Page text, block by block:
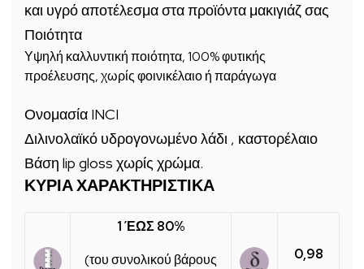
και υγρό αποτέλεσμα στα προϊόντα μακιγιάζ σας
Ποιότητα
Υψηλή καλλυντική ποιότητα, 100% φυτικής
προέλευσης, χωρίς φοινικέλαιο ή παράγωγα
Ονομασία INCI
Διλινολαϊκό υδρογονωμένο λάδι , καστορέλαιο
Βάση lip gloss χωρίς χρώμα.
ΚΥΡΙΑ ΧΑΡΑΚΤΗΡΙΣΤΙΚΑ
1 ΈΩΣ 80%
(του συνολικού βάρους
0,98